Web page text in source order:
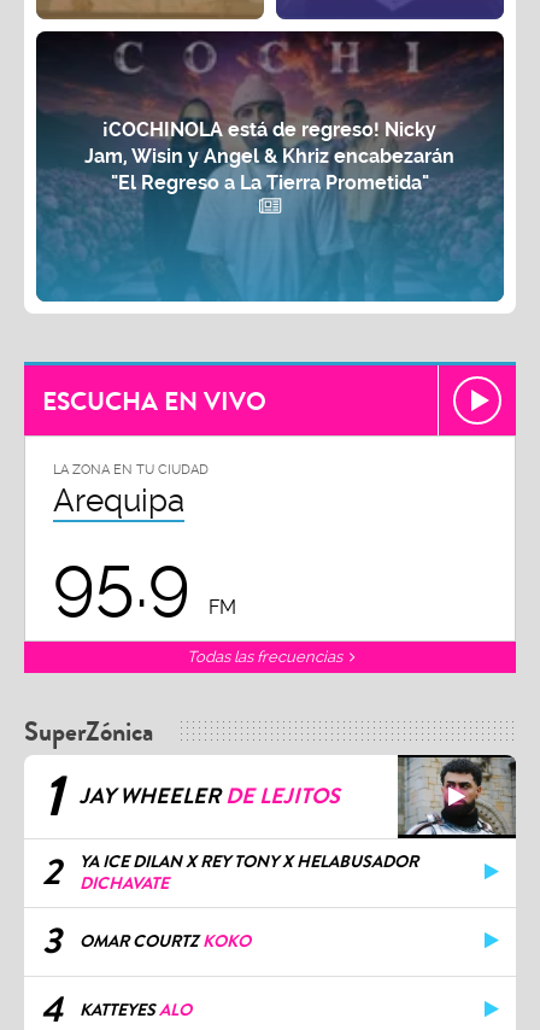
¡COCHINOLA está de regreso! Nicky
Jam, Wisin y Angel & Khriz encabezarán
"El Regreso a La Tierra Prometida"
ESCUCHA EN VIVO
LA ZONA EN TU CIUDAD
Arequipa
95.9 FM
Todas las frecuencias
SuperZónica
1 JAY WHEELERDE LEJITOS
2
YA ICE DILAN X REY TONY X HELABUSADOR
DICHAVATE
3 OMAR COURTZKOKO
4 KATTEYESALO